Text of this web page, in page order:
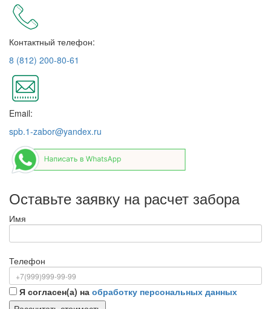
Контактный телефон:
8 (812) 200-80-61
Email:
spb.1-zabor@yandex.ru
Оставьте заявку на расчет забора
Имя
Телефон
Я согласен(а) на обработку персональных данных